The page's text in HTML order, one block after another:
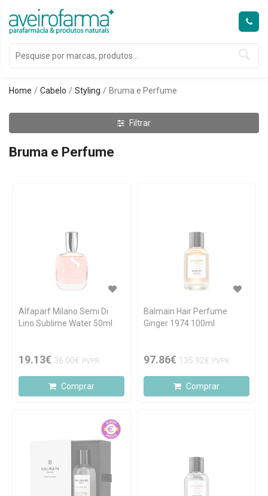
Home Cabelo Styling Bruma e Perfume
Filtrar
Bruma e Perfume
Alfaparf Milano Semi Di
Lino Sublime Water 50ml
19.13€ 36.00€ PVPR
Comprar
Balmain Hair Perfume
Ginger 1974 100ml
97.86€ 135.92€ PVPR
Comprar